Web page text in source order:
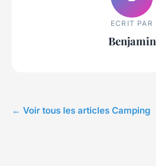
ECRIT PAR
Benjamin
← Voir tous les articles Camping